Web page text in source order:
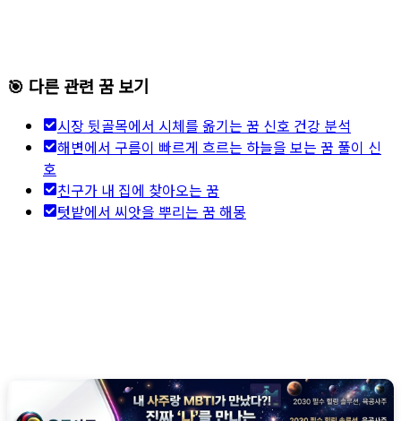
🎯 다른 관련 꿈 보기
시장 뒷골목에서 시체를 옮기는 꿈 신호 건강 분석
해변에서 구름이 빠르게 흐르는 하늘을 보는 꿈 풀이 신
호
친구가 내 집에 찾아오는 꿈
텃밭에서 씨앗을 뿌리는 꿈 해몽